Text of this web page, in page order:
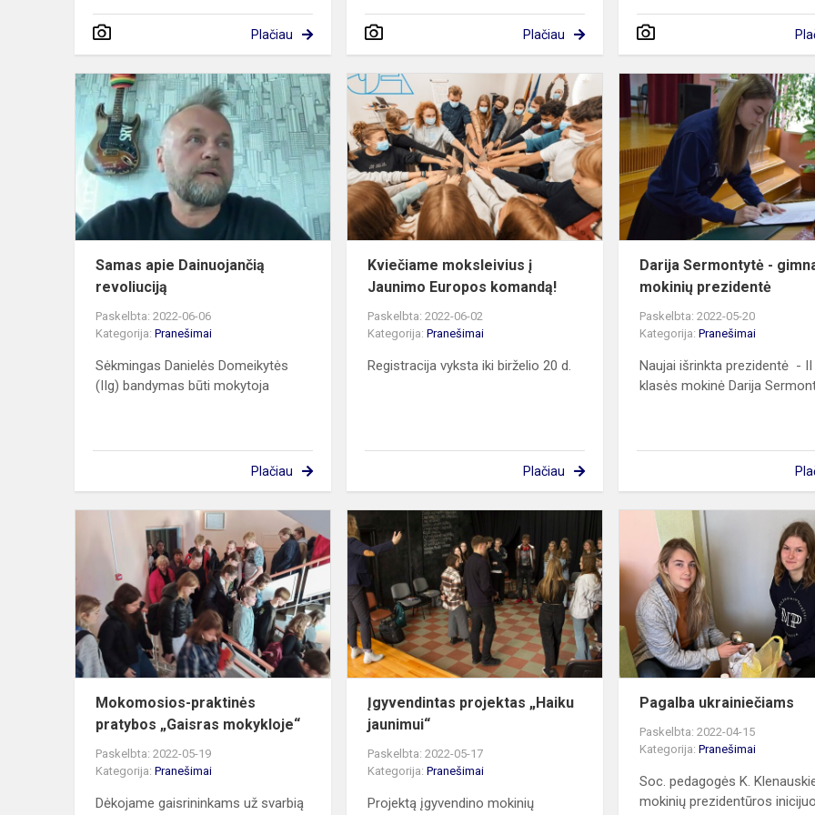
Plačiau Plačiau
Samas
apie
Dainuojančią
revoliuciją
Samas apie Dainuojančią
revoliuciją
Paskelbta: 2022-06-06
Kategorija: Pranešimai
Sėkmingas Danielės Domeikytės
(IIg) bandymas būti mokytoja
Plačiau
Kviečiame
moksleivius
į
Jaunimo
Europos
komandą!
Kviečiame moksleivius į
Jaunimo Europos komandą!
Paskelbta: 2022-06-02
Kategorija:Pranešimai
Registracija vyksta iki birželio 20 d.
Plačiau
Darija Sermontytė -
mokinių prezidentė
Paskelbta: 2022-05-20
Kategorija:Pranešimai
Naujai išrinkta prezidentė - II
klasės mokinė Darija
Mokomosios-
praktinės
pratybos
„Gaisras
mokykloje“
Mokomosios-praktinės
pratybos „Gaisras mokykloje“
Paskelbta: 2022-05-19
Kategorija: Pranešimai
Dėkojame gaisrininkams už svarbią
Įgyvendintas
projektas
„Haiku
jaunimui“
Įgyvendintas projektas „Haiku
jaunimui“
Paskelbta: 2022-05-17
Kategorija:Pranešimai
Projektą įgyvendino mokinių
Pagalba ukrainiečiams
Paskelbta: 2022-04-15
Kategorija:Pranešimai
Soc. pedagogės K.
mokinių prezidentūros